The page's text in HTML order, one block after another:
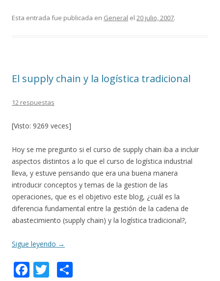
e
k
itt m
r
Esta entrada fue publicada en General el 20 julio, 2007.
El supply chain y la logística tradicional
12 respuestas
[Visto: 9269 veces]
Hoy se me pregunto si el curso de supply chain iba a incluir
aspectos distintos a lo que el curso de logística industrial
lleva, y estuve pensando que era una buena manera
introducir conceptos y temas de la gestion de las
operaciones, que es el objetivo este blog, ¿cuál es la
diferencia fundamental entre la gestión de la cadena de
abastecimiento (supply chain) y la logística tradicional?,
Sigue leyendo →
F T